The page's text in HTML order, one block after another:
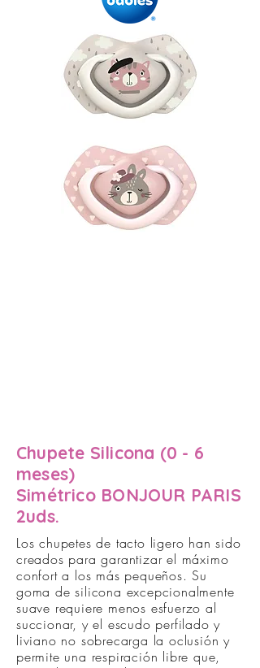
Chupete Silicona (0 - 6
meses)
Simétrico BONJOUR PARIS
2uds.
Los chupetes de tacto ligero han sido
creados para garantizar el máximo
confort a los más pequeños. Su
goma de silicona excepcionalmente
suave requiere menos esfuerzo al
succionar, y el escudo perfilado y
liviano no sobrecarga la oclusión y
permite una respiración libre que,